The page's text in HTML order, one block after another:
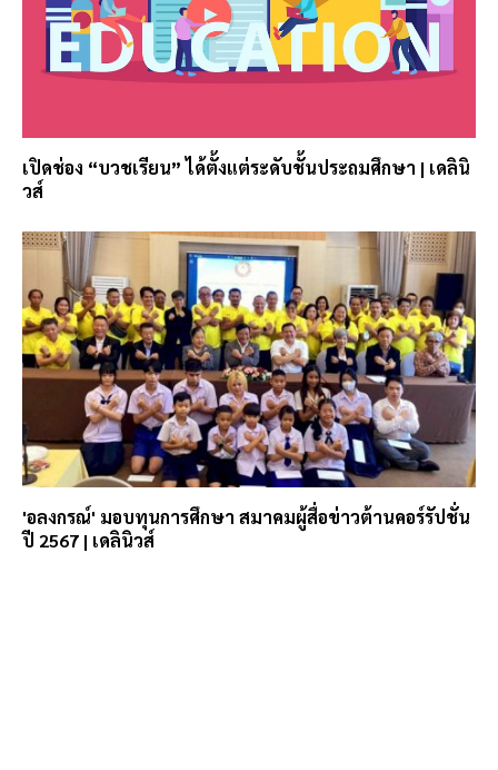
เปิดช่อง “บวชเรียน” ได้ตั้งแต่ระดับชั้นประถมศึกษา | เดลินิ
วส์
'อลงกรณ์' มอบทุนการศึกษา สมาคมผู้สื่อข่าวต้านคอร์รัปชั่น
ปี 2567 | เดลินิวส์